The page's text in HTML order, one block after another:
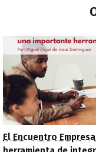
El Encuentro